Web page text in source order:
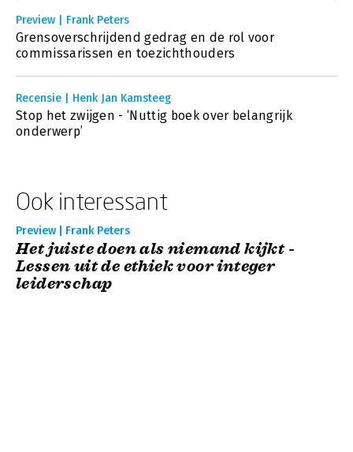
Preview | Frank Peters
Grensoverschrijdend gedrag en de rol voor
commissarissen en toezichthouders
Recensie | Henk Jan Kamsteeg
Stop het zwijgen - ‘Nuttig boek over belangrijk
onderwerp’
Ook interessant
Preview | Frank Peters
Het juiste doen als niemand kijkt -
Lessen uit de ethiek voor integer
leiderschap